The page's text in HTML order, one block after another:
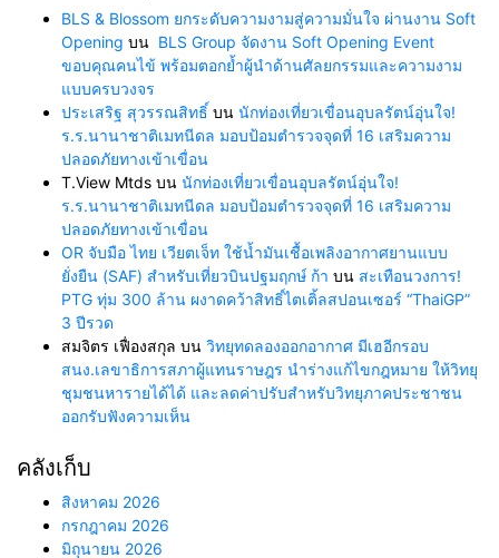
BLS & Blossom ยกระดับความงามสู่ความมั่นใจ ผ่านงาน Soft
Opening บน BLS Group จัดงาน Soft Opening Event
ขอบคุณคนไข้ พร้อมตอกย้ำผู้นำด้านศัลยกรรมและความงาม
แบบครบวงจร
ประเสริฐ สุวรรณสิทธิ์ บน นักท่องเที่ยวเขื่อนอุบลรัตน์อุ่นใจ!
ร.ร.นานาชาติเมทนีดล มอบป้อมตำรวจจุดที่ 16 เสริมความ
ปลอดภัยทางเข้าเขื่อน
T.View Mtds บน นักท่องเที่ยวเขื่อนอุบลรัตน์อุ่นใจ!
ร.ร.นานาชาติเมทนีดล มอบป้อมตำรวจจุดที่ 16 เสริมความ
ปลอดภัยทางเข้าเขื่อน
OR จับมือ ไทย เวียตเจ็ท ใช้น้ำมันเชื้อเพลิงอากาศยานแบบ
ยั่งยืน (SAF) สำหรับเที่ยวบินปฐมฤกษ์ ก้า บน สะเทือนวงการ!
PTG ทุ่ม 300 ล้าน ผงาดคว้าสิทธิ์ไตเติ้ลสปอนเซอร์ “ThaiGP”
3 ปีรวด
สมจิตร เฟื่องสกุล บน วิทยุทดลองออกอากาศ มีเฮอีกรอบ
สนง.เลขาธิการสภาผู้แทนราษฎร นำร่างแก้ไขกฎหมาย ให้วิทยุ
ชุมชนหารายได้ได้ และลดค่าปรับสำหรับวิทยุภาคประชาชน
ออกรับฟังความเห็น
คลังเก็บ
สิงหาคม 2026
กรกฎาคม 2026
มิถุนายน 2026